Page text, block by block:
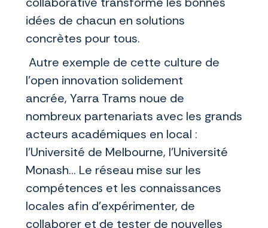
idées de chacun en solutions
concrètes pour tous.
Autre exemple de cette culture de
l’open innovation solidement
ancrée, Yarra Trams noue de
nombreux partenariats avec les grands
acteurs académiques en local :
l’Université de Melbourne, l’Université
Monash… Le réseau mise sur les
compétences et les connaissances
locales afin d'expérimenter, de
collaborer et de tester de nouvelles